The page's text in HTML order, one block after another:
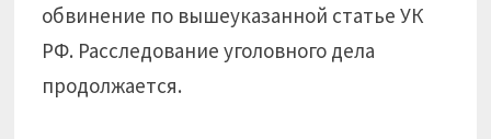
обвинение по вышеуказанной статье УК
РФ. Расследование уголовного дела
продолжается.